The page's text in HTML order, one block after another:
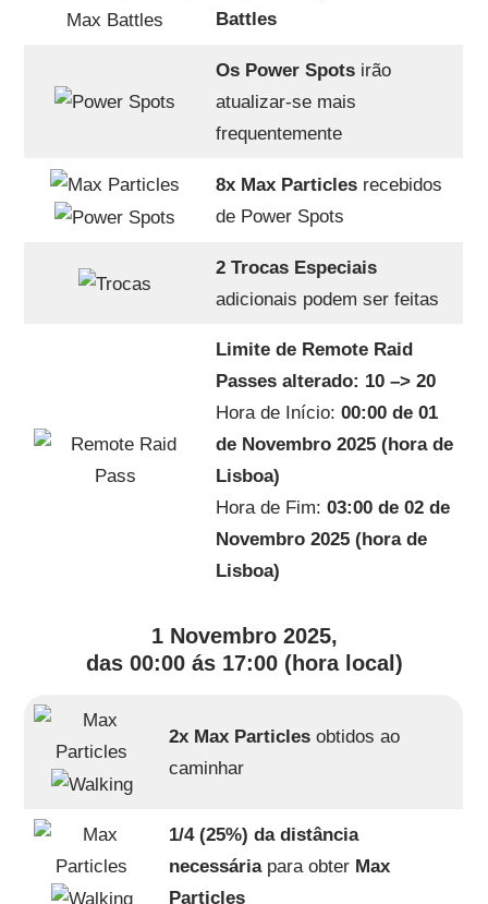
Battles
Os Power Spots irão
atualizar-se mais
frequentemente
8x Max Particles recebidos
de Power Spots
2 Trocas Especiais
adicionais podem ser feitas
Limite de Remote Raid
Passes alterado: 10 –> 20
Hora de Início:00:00 de 01
de Novembro 2025 (hora de
Lisboa)
Hora de Fim:03:00 de 02 de
Novembro 2025 (hora de
Lisboa)
1 Novembro 2025,
das 00:00 ás 17:00 (hora local)
2x Max Particles obtidos ao
caminhar
1/4 (25%) da distância
necessáriapara obter Max
Particles